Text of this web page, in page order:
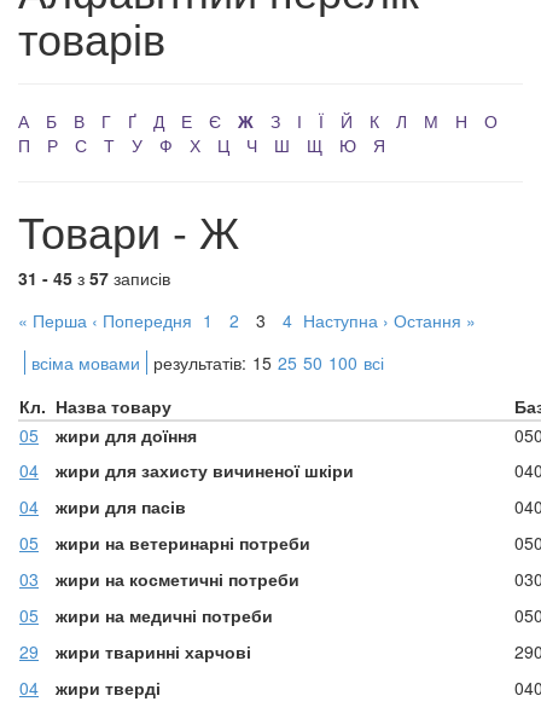
товарів
А Б В Г Ґ Д Е Є Ж З І Ї Й К Л М Н
О
П
Р С Т У Ф Х Ц Ч Ш Щ Ю Я
Товари - Ж
31 - 45 з 57 записів
« Перша ‹ Попередня 1 2 3 4 Наступна › Остання »
всіма мовами
результатів: 15 25 50 100 всі
Кл. Назва товару
05
жири для доїння
04
жири для захисту вичиненої шкіри
04
жири для пасів
05
жири на ветеринарні потреби
03
жири на косметичні потреби
05
жири на медичні потреби
29
жири тваринні харчові
04
жири тверді